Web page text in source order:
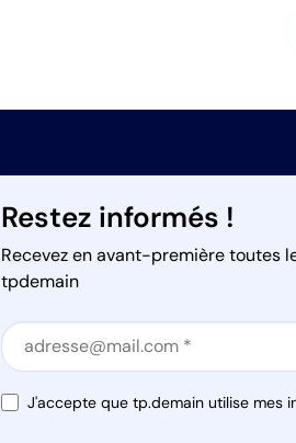
Restez informés !
Recevez en avant-première toutes
tpdemain
Section
Section
J'accepte que tp.demain utilise mes